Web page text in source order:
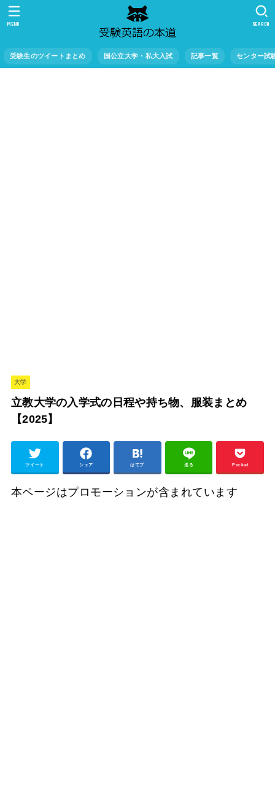
受験生のツイートまとめ 国公立大学・私大入試 記事一覧 センター試
SEARCH
MENU
大学
立教大学の入学式の日程や持ち物、服装まとめ
【2025】
ツイート シェア はてブ 送る Pocket
本ページはプロモーションが含まれています